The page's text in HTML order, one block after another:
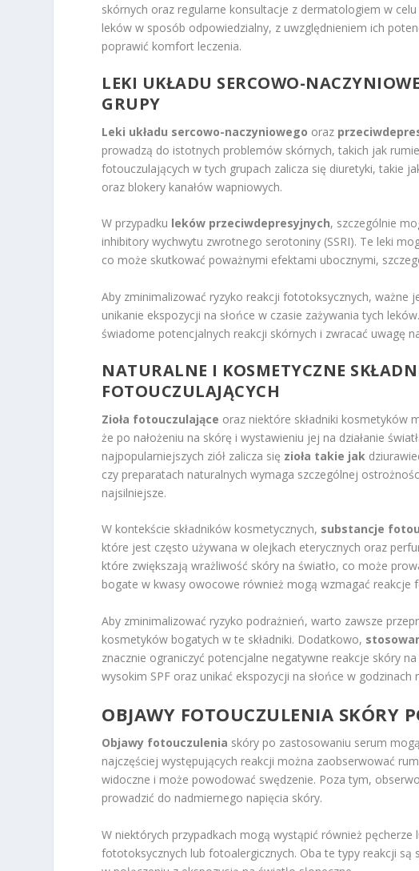
skórnych oraz regularne konsultacje z dermatologiem w
leków w sposób odpowiedzialny, z uwzględnieniem ich
poprawić komfort leczenia.
LEKI UKŁADU SERCOWO-
GRUPY
Leki układu sercowo-naczyniowego oraz
prowadzą do istotnych problemów skórnych, takich jak
fotouczulających w tych grupach zalicza się diuretyki, takie
oraz blokery kanałów wapniowych.
W przypadku leków przeciwdepresyjnych, szczególnie
inhibitory wychwytu zwrotnego serotoniny (SSRI). Te leki
co może skutkować poważnymi efektami ubocznymi,
Aby zminimalizować ryzyko reakcji fototoksycznych, ważne
unikanie ekspozycji na słońce w czasie zażywania tych
świadome potencjalnych reakcji skórnych i zwracać uwagę
NATURALNE I KOSMETYCZNE
FOTOUCZULAJĄCYCH
Zioła fotouczulające oraz niektóre składniki kosmetyków
że po nałożeniu na skórę i wystawieniu jej na działanie
najpopularniejszych ziół zalicza się zioła takie jak
czy preparatach naturalnych wymaga szczególnej
najsilniejsze.
W kontekście składników kosmetycznych, substancje
które jest często używana w olejkach eterycznych oraz
które zwiększają wrażliwość skóry na światło, co może
bogate w kwasy owocowe również mogą wzmagać reakcje
Aby zminimalizować ryzyko podrażnień, warto zawsze
kosmetyków bogatych w te składniki. Dodatkowo,
znacznie ograniczyć potencjalne negatywne reakcje skóry
wysokim SPF oraz unikać ekspozycji na słońce w godzinach
OBJAWY FOTOUCZULENIA SKÓRY
Objawy fotouczulenia skóry po zastosowaniu serum
najczęściej występujących reakcji można zaobserwować
widoczne i może powodować swędzenie. Poza tym,
prowadzić do nadmiernego napięcia skóry.
W niektórych przypadkach mogą wystąpić również
fototoksycznych lub fotoalergicznych. Oba te typy reakcji są